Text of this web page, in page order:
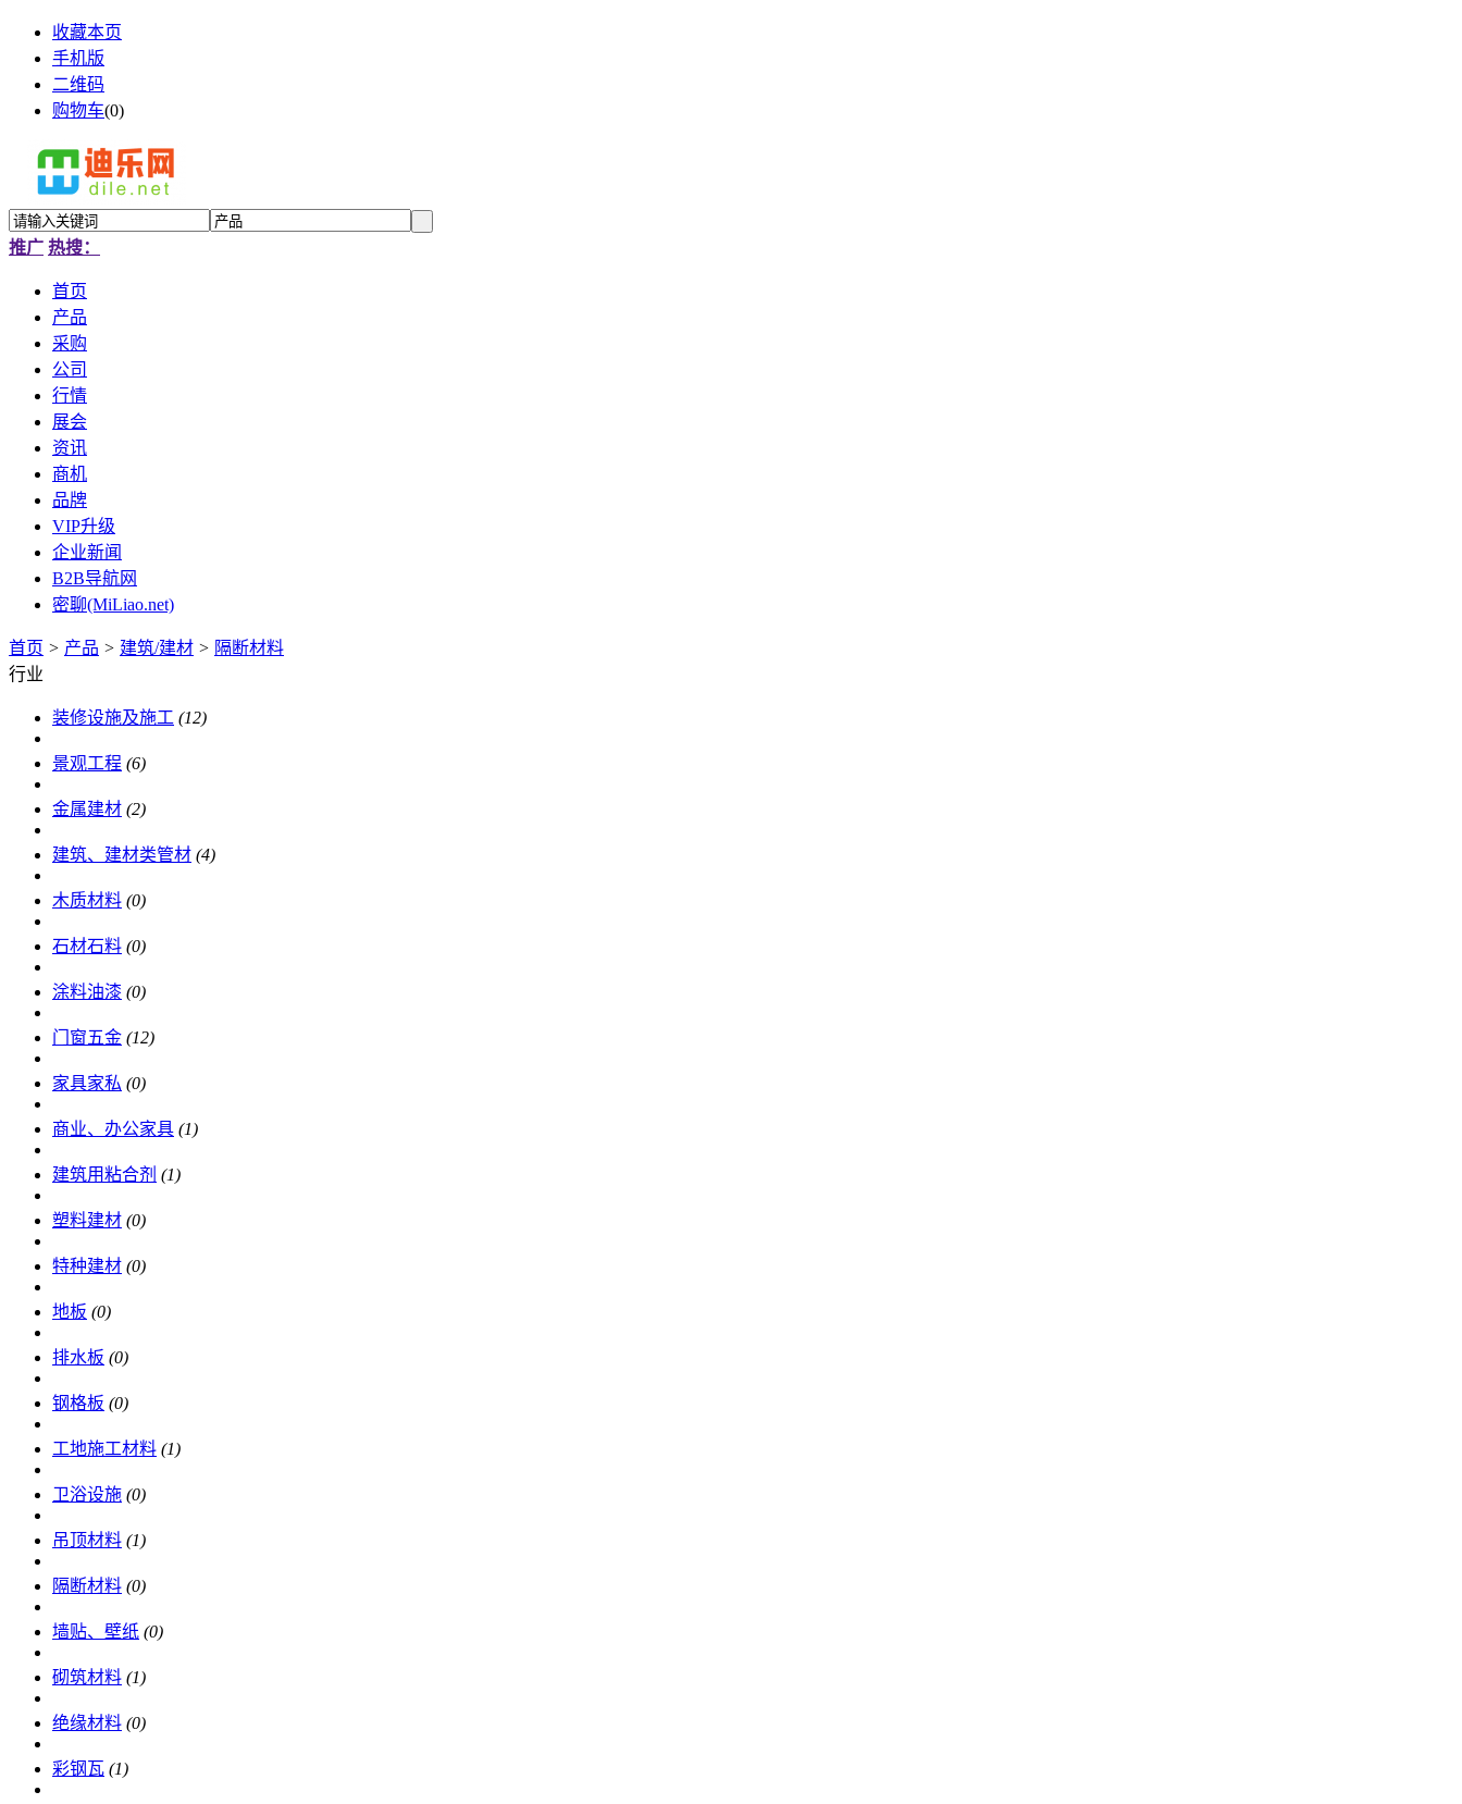
收藏本页
手机版
二维码
购物车(0)
推广 热搜：
首页
产品
采购
公司
行情
展会
资讯
商机
品牌
VIP升级
企业新闻
B2B导航网
密聊(MiLiao.net)
首页 > 产品 > 建筑/建材 > 隔断材料
行业
装修设施及施工 (12)
景观工程 (6)
金属建材 (2)
建筑、建材类管材 (4)
木质材料 (0)
石材石料 (0)
涂料油漆 (0)
门窗五金 (12)
家具家私 (0)
商业、办公家具 (1)
建筑用粘合剂 (1)
塑料建材 (0)
特种建材 (0)
地板 (0)
排水板 (0)
钢格板 (0)
工地施工材料 (1)
卫浴设施 (0)
吊顶材料 (1)
隔断材料 (0)
墙贴、壁纸 (0)
砌筑材料 (1)
绝缘材料 (0)
彩钢瓦 (1)